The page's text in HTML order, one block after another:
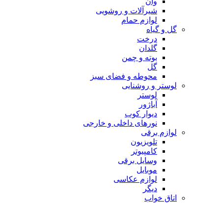
شیرآلات و روشویی
لوازم حمام
گل و گیاه
درخت
گلدان
بوته و چمن
گل
محوطه و فضای سبز
لوستر و روشنایی
لوستر
آباژور
دیوار کوب
نورهای داخلی و خارجی
لوازم برقی
تلویزیون
کامپیوتر
وسایل برقی
موبایل
لوازم عکاسی
دیگر
اتاق خواب